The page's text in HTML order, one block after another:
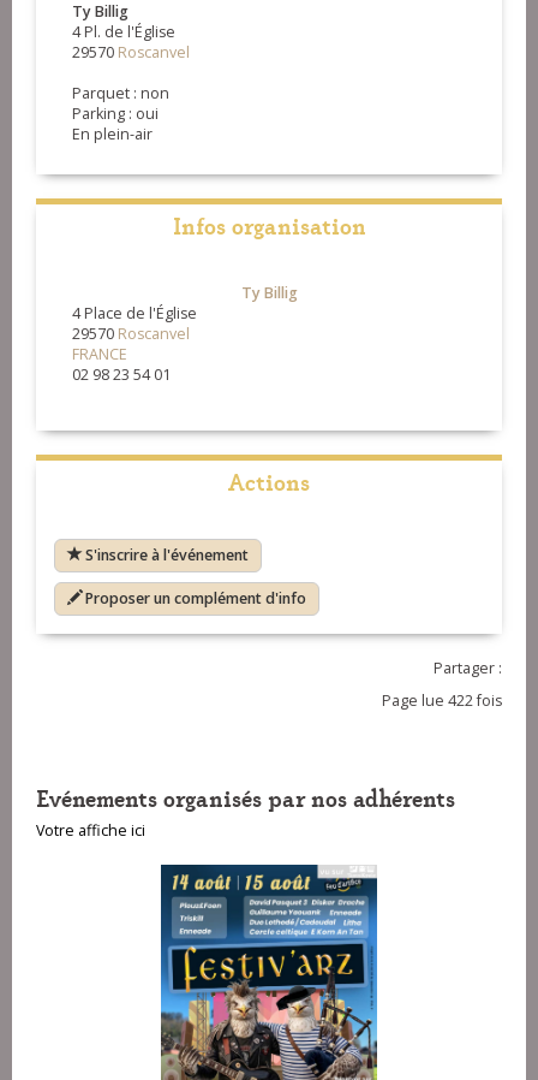
Ty Billig
4 Pl. de l'Église
29570 Roscanvel
Parquet : non
Parking : oui
En plein-air
Infos organisation
Ty Billig
4 Place de l'Église
29570 Roscanvel
FRANCE
02 98 23 54 01
Actions
S'inscrire à l'événement
Proposer un complément d'info
Partager :
Page lue 422 fois
Evénements organisés par nos adhérents
Votre affiche ici